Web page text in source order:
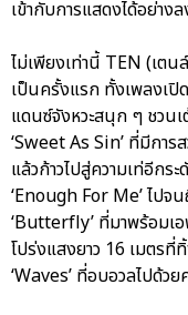
เข้ากับการแสดงได้อย่าง
ไม่เพียงเท่านี้ TEN (เต
เป็นครั้งแรก ทั้งเพลงเปิ
แดนซ์จังหวะสนุก ๆ ชวน
‘Sweet As Sin’ ที่มีกา
แล้วก้าวไปสู่ความเท่อีกร
‘Enough For Me’ ไป
‘Butterfly’ ที่มาพร้อมเ
โปร่งแสงยาว 16 เมตรที่
‘Waves’ ที่อบอวลไปด้ว